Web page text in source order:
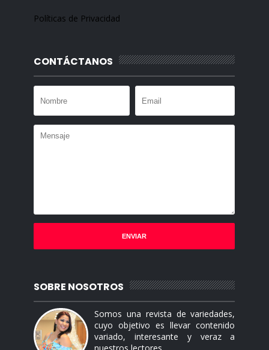
Políticas de Privacidad
CONTÁCTANOS
SOBRE NOSOTROS
Somos una revista de variedades,
cuyo objetivo es llevar contenido
variado, interesante y veraz a